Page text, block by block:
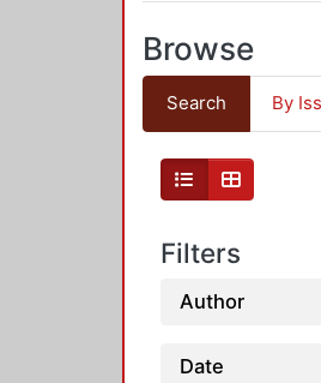
Browse
Search By
Filters
Author
Date